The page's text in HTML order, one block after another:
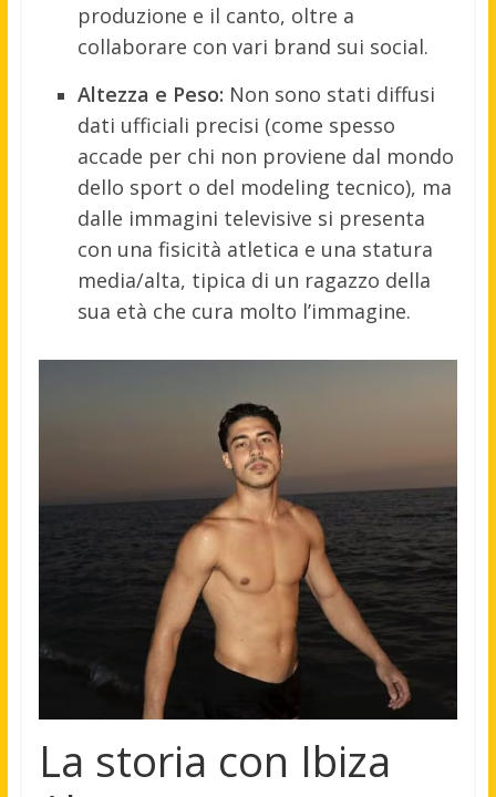
produzione e il canto, oltre a
collaborare con vari brand sui social.
Altezza e Peso: Non sono stati diffusi
dati ufficiali precisi (come spesso
accade per chi non proviene dal mondo
dello sport o del modeling tecnico), ma
dalle immagini televisive si presenta
con una fisicità atletica e una statura
media/alta, tipica di un ragazzo della
sua età che cura molto l’immagine.
La storia con Ibiza